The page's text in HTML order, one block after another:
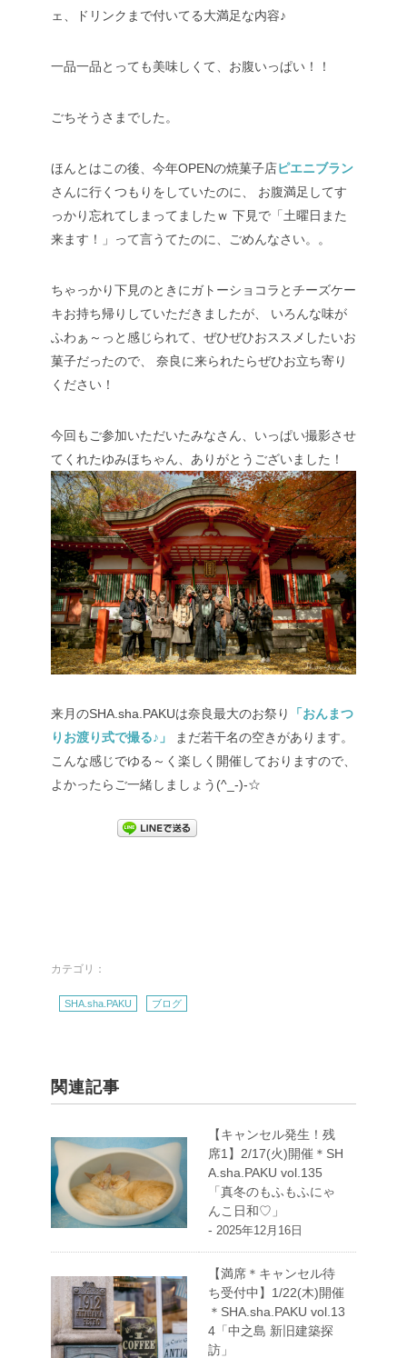
ェ、ドリンクまで付いてる大満足な内容♪
一品一品とっても美味しくて、お腹いっぱい！！
ごちそうさまでした。
ほんとはこの後、今年OPENの焼菓子店ピエニブラン
さんに行くつもりをしていたのに、
お腹満足してす
っかり忘れてしまってましたｗ 下見で「土曜日また
来ます！」って言うてたのに、ごめんなさい。。
ちゃっかり下見のときにガトーショコラとチーズケー
キお持ち帰りしていただきましたが、
いろんな味が
ふわぁ～っと感じられて、ぜひぜひおススメしたいお
菓子だったので、
奈良に来られたらぜひお立ち寄り
ください！
今回もご参加いただいたみなさん、いっぱい撮影させ
てくれたゆみほちゃん、ありがとうございました！
来月のSHA.sha.PAKUは奈良最大のお祭り
「おんまつ
りお渡り式で撮る♪」
まだ若干名の空きがあります。
こんな感じでゆる～く楽しく開催しておりますので、
よかったらご一緒しましょう(^_-)-☆
カテゴリ：
SHA.sha.PAKU ブログ
関連記事
【キャンセル発生！残
席1】2/17(火)開催＊SH
A.sha.PAKU vol.135
「真冬のもふもふにゃ
んこ日和♡」
- 2025年12月16日
【満席＊キャンセル待
ち受付中】1/22(木)開催
＊SHA.sha.PAKU vol.13
4「中之島 新旧建築探
訪」